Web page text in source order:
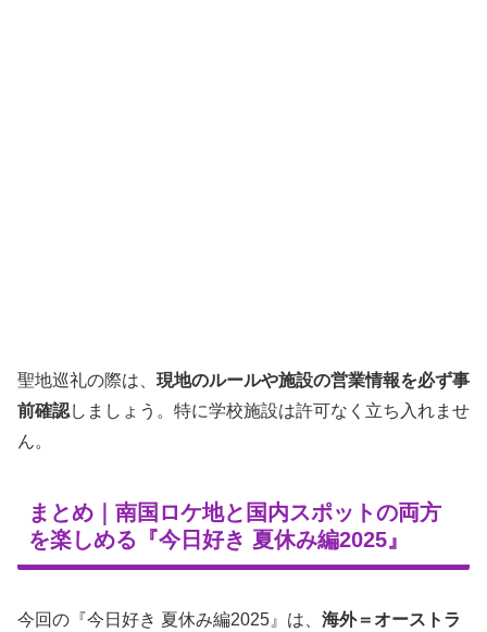
聖地巡礼の際は、 現地のルールや施設の営業情報を必ず事
前確認しましょう。特に学校施設は許可なく立ち入れませ
ん。
まとめ｜南国ロケ地と国内スポットの両方
を楽しめる『今日好き 夏休み編2025』
今回の『今日好き 夏休み編2025』は、 海外＝オーストラ